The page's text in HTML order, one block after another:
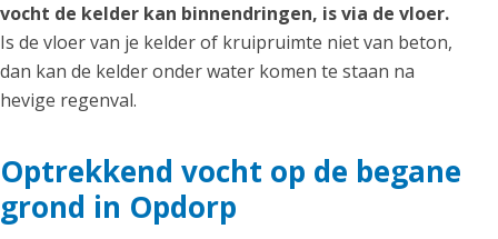
vocht de kelder kan binnendringen, is via de vloer.
Is de vloer van je kelder of kruipruimte niet van beton,
dan kan de kelder onder water komen te staan na
hevige regenval.
Optrekkend vocht op de begane
grond in Opdorp